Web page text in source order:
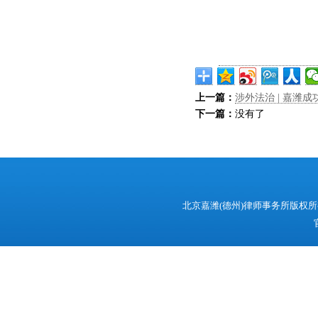
上一篇： 涉外法治 | 嘉潍成
下一篇： 没有了
北京嘉潍(德州)律师事务所版权